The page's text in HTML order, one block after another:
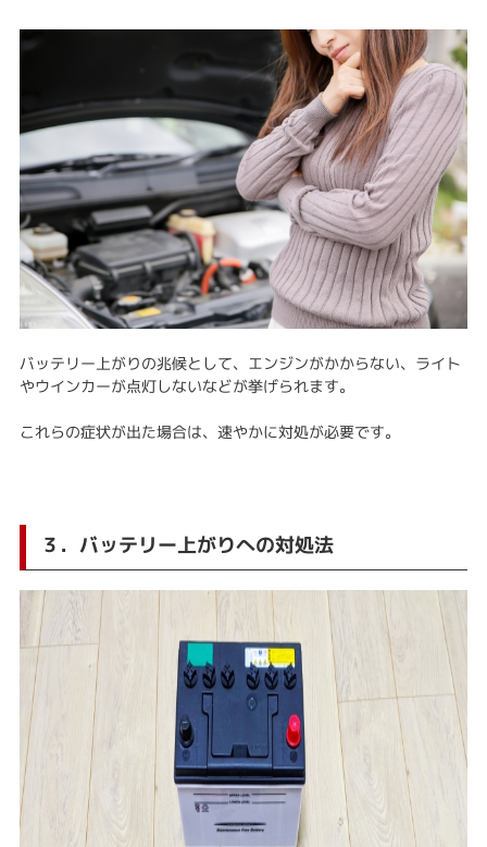
バッテリー上がりの兆候として、エンジンがかからない、ライト
やウインカーが点灯しないなどが挙げられます。
これらの症状が出た場合は、速やかに対処が必要です。
３．バッテリー上がりへの対処法